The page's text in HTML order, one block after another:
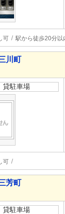
可 駅から徒歩20分以
川町
貸駐車場
可
芳町
貸駐車場